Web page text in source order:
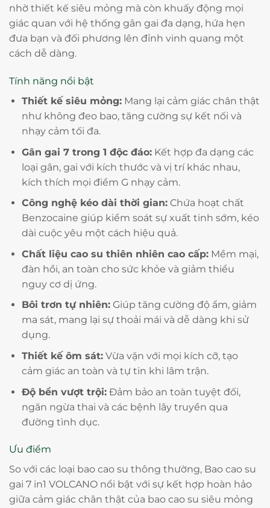
nhờ thiết kế siêu mỏng mà còn khuấy động mọi
giác quan với hệ thống gân gai đa dạng, hứa hẹn
đưa bạn và đối phương lên đỉnh vinh quang một
cách dễ dàng.
Tính năng nổi bật
Thiết kế siêu mỏng:Mang lại cảm giác chân thật
như không đeo bao, tăng cường sự kết nối và
nhạy cảm tối đa.
Gân gai 7 trong 1 độc đáo:Kết hợp đa dạng các
loại gân, gai với kích thước và vị trí khác nhau,
kích thích mọi điểm G nhạy cảm.
Công nghệ kéo dài thời gian:Chứa hoạt chất
Benzocaine giúp kiểm soát sự xuất tinh sớm, kéo
dài cuộc yêu một cách hiệu quả.
Chất liệu cao su thiên nhiên cao cấp:Mềm mại,
đàn hồi, an toàn cho sức khỏe và giảm thiểu
nguy cơ dị ứng.
Bôi trơn tự nhiên:Giúp tăng cường độ ẩm, giảm
ma sát, mang lại sự thoải mái và dễ dàng khi sử
dụng.
Thiết kế ôm sát:Vừa vặn với mọi kích cỡ, tạo
cảm giác an toàn và tự tin khi lâm trận.
Độ bền vượt trội:Đảm bảo an toàn tuyệt đối,
ngăn ngừa thai và các bệnh lây truyền qua
đường tình dục.
Ưu điểm
So với các loại bao cao su thông thường, Bao cao su
gai 7 in1 VOLCANO nổi bật với sự kết hợp hoàn hảo
giữa cảm giác chân thật của bao cao su siêu mỏng